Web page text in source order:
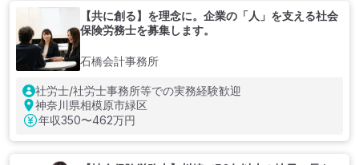
【共に創る】を理念に。企業の「人」を支える社会
保険労務士を募集します。
石橋会計事務所
社労士/社労士事務所等での実務経験歓迎
神奈川県相模原市緑区
年収350〜462万円